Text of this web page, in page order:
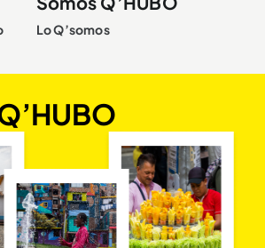
Lo Q’somos